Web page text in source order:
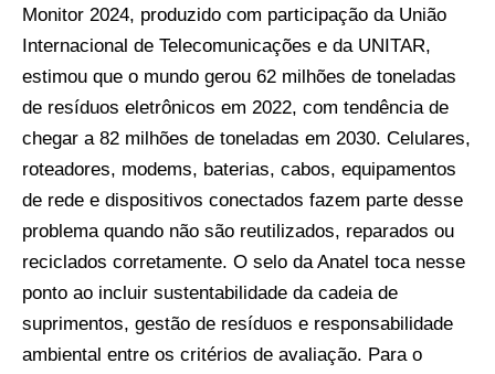
Monitor 2024, produzido com participação da União
Internacional de Telecomunicações e da UNITAR,
estimou que o mundo gerou 62 milhões de toneladas
de resíduos eletrônicos em 2022, com tendência de
chegar a 82 milhões de toneladas em 2030. Celulares,
roteadores, modems, baterias, cabos, equipamentos
de rede e dispositivos conectados fazem parte desse
problema quando não são reutilizados, reparados ou
reciclados corretamente. O selo da Anatel toca nesse
ponto ao incluir sustentabilidade da cadeia de
suprimentos, gestão de resíduos e responsabilidade
ambiental entre os critérios de avaliação. Para o